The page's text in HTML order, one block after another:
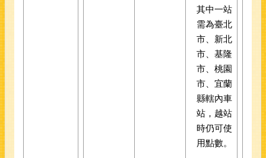
其中一站
需為臺北
市、新北
市、基隆
市、桃園
市、宜蘭
縣轄內車
站，越站
時仍可使
用點數。